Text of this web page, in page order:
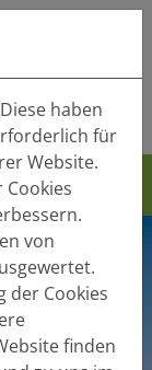
haben
für
Website.
von
der Cookies
finden